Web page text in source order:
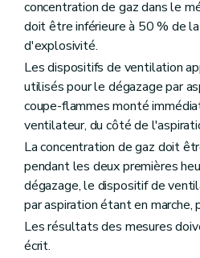
concentration de gaz dans le
doit être inférieure à 50 % de
d'explosivité.
Les dispositifs de ventilation
utilisés pour le dégazage par
coupe-flammes monté
ventilateur, du côté de
La concentration de gaz doit
pendant les deux premières
dégazage, le dispositif de
par aspiration étant en marche,
Les résultats des mesures
écrit.